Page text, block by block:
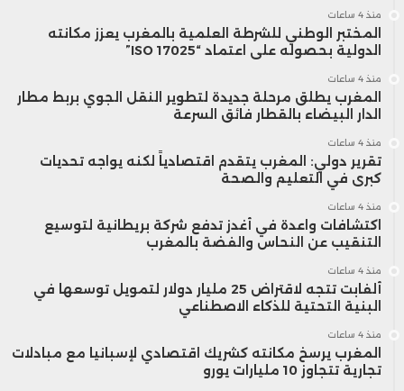
منذ 4 ساعات
المختبر الوطني للشرطة العلمية بالمغرب يعزز مكانته
الدولية بحصوله على اعتماد “ISO 17025”
منذ 4 ساعات
المغرب يطلق مرحلة جديدة لتطوير النقل الجوي بربط مطار
الدار البيضاء بالقطار فائق السرعة
منذ 4 ساعات
تقرير دولي: المغرب يتقدم اقتصادياً لكنه يواجه تحديات
كبرى في التعليم والصحة
منذ 4 ساعات
اكتشافات واعدة في أغدز تدفع شركة بريطانية لتوسيع
التنقيب عن النحاس والفضة بالمغرب
منذ 4 ساعات
ألفابت تتجه لاقتراض 25 مليار دولار لتمويل توسعها في
البنية التحتية للذكاء الاصطناعي
منذ 4 ساعات
المغرب يرسخ مكانته كشريك اقتصادي لإسبانيا مع مبادلات
تجارية تتجاوز 10 مليارات يورو